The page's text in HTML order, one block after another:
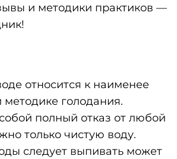
и методики практиков —
относится к наименее
методике голодания.
полный отказ от любой
только чистую воду.
следует выпивать может